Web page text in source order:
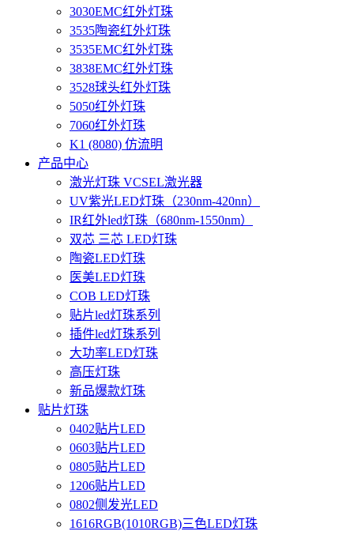
3030EMC红外灯珠
3535陶瓷红外灯珠
3535EMC红外灯珠
3838EMC红外灯珠
3528球头红外灯珠
5050红外灯珠
7060红外灯珠
K1 (8080) 仿流明
产品中心
激光灯珠 VCSEL激光器
UV紫光LED灯珠（230nm-420nn）
IR红外led灯珠（680nm-1550nm）
双芯 三芯 LED灯珠
陶瓷LED灯珠
医美LED灯珠
COB LED灯珠
贴片led灯珠系列
插件led灯珠系列
大功率LED灯珠
高压灯珠
新品爆款灯珠
贴片灯珠
0402贴片LED
0603贴片LED
0805贴片LED
1206贴片LED
0802侧发光LED
1616RGB(1010RGB)三色LED灯珠